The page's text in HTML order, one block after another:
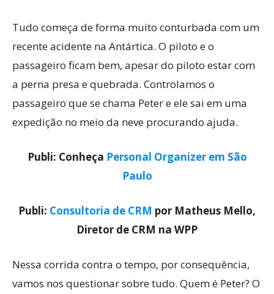
Tudo começa de forma muito conturbada com um
recente acidente na Antártica. O piloto e o
passageiro ficam bem, apesar do piloto estar com
a perna presa e quebrada. Controlamos o
passageiro que se chama Peter e ele sai em uma
expedição no meio da neve procurando ajuda.
Publi: Conheça Personal Organizer em São
Paulo
Publi: Consultoria de CRM por Matheus Mello,
Diretor de CRM na WPP
Nessa corrida contra o tempo, por consequência,
vamos nos questionar sobre tudo. Quem é Peter? O